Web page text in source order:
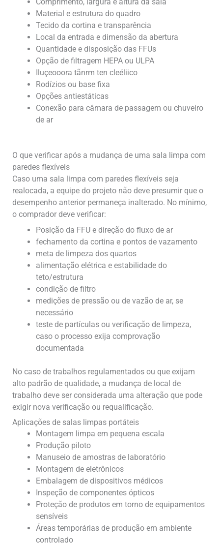
Material e estrutura do quadro
Tecido da cortina e transparência
Local da entrada e dimensão da abertura
Quantidade e disposição das FFUs
Opção de filtragem HEPA ou ULPA
Iluçeooora tãnrm ten cleéliico
Rodízios ou base fixa
Opções antiestáticas
Conexão para câmara de passagem ou chuveiro
de ar
O que verificar após a mudança de uma sala limpa com
paredes flexíveis
Caso uma sala limpa com paredes flexíveis seja
realocada, a equipe do projeto não deve presumir que o
desempenho anterior permaneça inalterado. No mínimo,
o comprador deve verificar:
Posição da FFU e direção do fluxo de ar
fechamento da cortina e pontos de vazamento
meta de limpeza dos quartos
alimentação elétrica e estabilidade do
teto/estrutura
condição de filtro
medições de pressão ou de vazão de ar, se
necessário
teste de partículas ou verificação de limpeza,
caso o processo exija comprovação
documentada
No caso de trabalhos regulamentados ou que exijam
alto padrão de qualidade, a mudança de local de
trabalho deve ser considerada uma alteração que pode
exigir nova verificação ou requalificação.
Aplicações de salas limpas portáteis
Montagem limpa em pequena escala
Produção piloto
Manuseio de amostras de laboratório
Montagem de eletrônicos
Embalagem de dispositivos médicos
Inspeção de componentes ópticos
Proteção de produtos em torno de equipamentos
sensíveis
Áreas temporárias de produção em ambiente
controlado